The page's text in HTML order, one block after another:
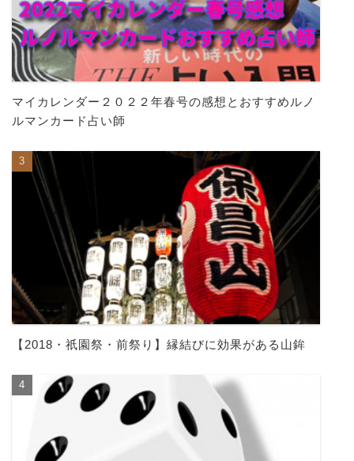
マイカレンダー２０２２年春号の感想とおすすめルノ
ルマンカード占い師
【2018・祇園祭・前祭り】縁結びに効果がある山鉾